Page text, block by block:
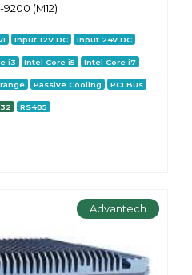
(M12)
Input 12V DC Input 24V DC
i3 Intel Core i5 Intel Core i7
Passive Cooling PCI Bus
RS485
Advantech